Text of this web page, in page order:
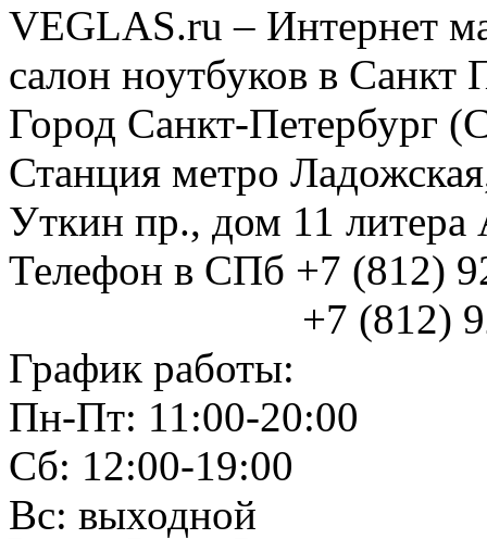
VEGLAS.ru – Интернет
салон ноутбуков в Санкт
Город Санкт-Петербург
Станция метро
Уткин пр., дом 11
Телефон в СПб +7 (812)
+7 (812)
График работы:
Пн-Пт: 11:00-20:00
Сб: 12:00-19:00
Вс: выходной